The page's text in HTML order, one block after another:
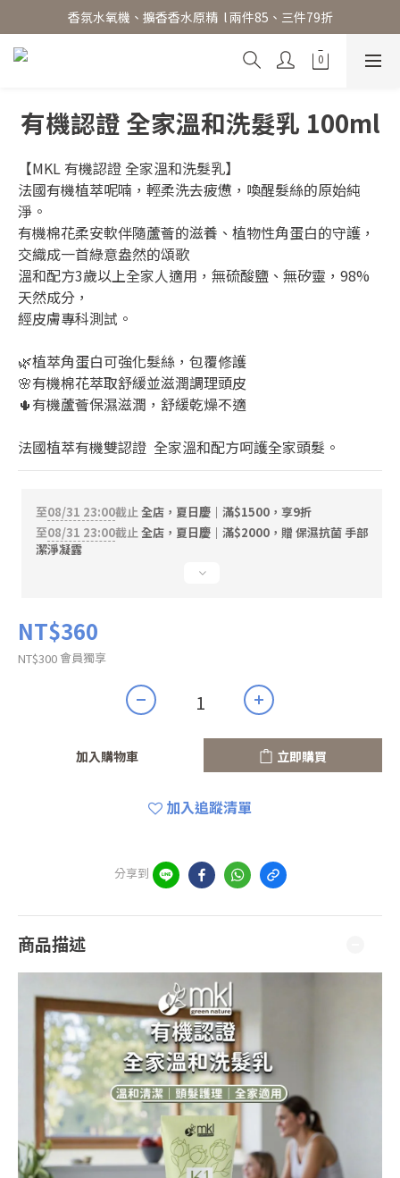
香氛水氧機、擴香香水原精  l 兩件85、三件79折
香氛水氧機、擴香香水原精  l 兩件85、三件79折
絕版出清【$299起】l Baija Paris 擴香禮盒、香氛蠟燭
香氛水氧機、擴香香水原精  l 兩件85、三件79折
有機認證 全家溫和洗髮乳 100ml
【MKL 有機認證 全家溫和洗髮乳】
法國有機植萃呢喃，輕柔洗去疲憊，喚醒髮絲的原始純
淨。
有機棉花柔安軟伴隨蘆薈的滋養、植物性角蛋白的守護，
交織成一首綠意盎然的頌歌
溫和配方3歲以上全家人適用，無硫酸鹽、無矽靈，98%
天然成分，
經皮膚專科測試。
🌿植萃角蛋白可強化髮絲，包覆修護
🌸有機棉花萃取舒緩並滋潤調理頭皮
🌵有機蘆薈保濕滋潤，舒緩乾燥不適
法國植萃有機雙認證  全家溫和配方呵護全家頭髮。
至08/31 23:00截止全店，夏日慶｜滿$1500，享9折
至08/31 23:00截止全店，夏日慶｜滿$2000，贈 保濕抗菌 手部
潔淨凝露
NT$360
NT$300會員獨享
加入購物車 立即購買
加入追蹤清單
分享到
商品描述